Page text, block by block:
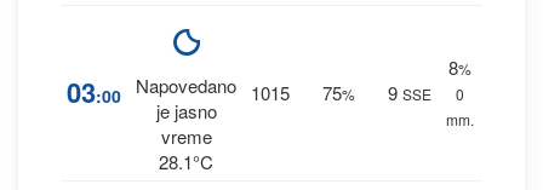
03:00
Napovedano
je jasno
vreme
28.1°C
1015 75% 9 SSE
8%
0
mm.